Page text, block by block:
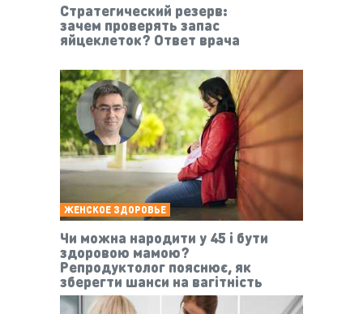
Стратегический резерв:
зачем проверять запас
яйцеклеток? Ответ врача
ЖЕНСКОЕ ЗДОРОВЬЕ
Чи можна народити у 45 і бути
здоровою мамою?
Репродуктолог пояснює, як
зберегти шанси на вагітність